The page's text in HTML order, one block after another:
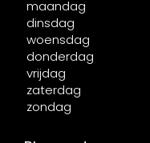
maandag
dinsdag
woensdag
donderdag
vrijdag
zaterdag
zondag